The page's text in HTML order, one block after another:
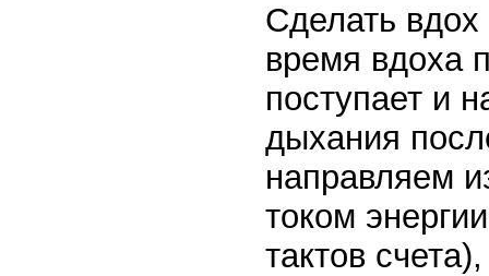
Сделать
время вдоха
поступает и
дыхания
направляем
током
тактов